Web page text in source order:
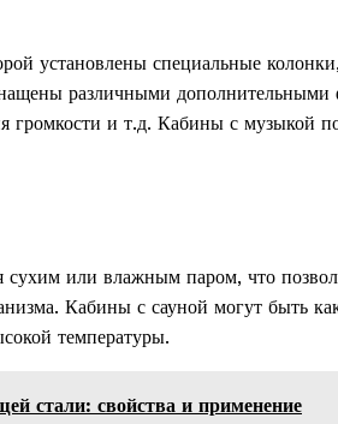
установлены специальные
различными
громкости и т.д. Кабины с музыкой
или влажным паром, что
Кабины с сауной могут быть
температуры.
стали: свойства и применение